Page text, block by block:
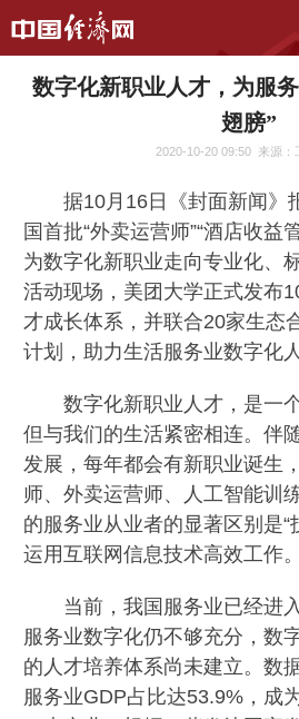
数字化新职业人才，为服
翅膀”
2020-10-20 09:50 来源：
据10月16日《封面新闻》
国首批“外卖运营师”“酒店收益
为数字化新职业走向专业化、
活动现场，美团大学正式发布
才成长体系，并联合20家生态
计划，助力生活服务业数字化
数字化新职业人才，是一个
但与我们的生活紧密相连。伴
发展，每年都会有新职业诞生
师、外卖运营师、人工智能训
的服务业从业者的显著区别是“
运用互联网信息技术高效工作。
当前，我国服务业已经进入
服务业数字化仍不够充分，数
的人才培养体系尚未建立。数
服务业GDP占比达53.9%，成